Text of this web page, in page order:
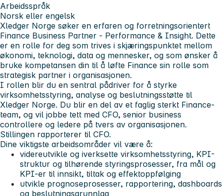
Arbeidsspråk
Norsk eller engelsk
Xledger Norge søker en erfaren og forretningsorientert
Finance Business Partner - Performance & Insight. Dette
er en rolle for deg som trives i skjæringspunktet mellom
økonomi, teknologi, data og mennesker, og som ønsker å
bruke kompetansen din til å løfte Finance sin rolle som
strategisk partner i organisasjonen.
I rollen blir du en sentral pådriver for å styrke
virksomhetsstyring, analyse og beslutningsstøtte til
Xledger Norge. Du blir en del av et faglig sterkt Finance-
team, og vil jobbe tett med CFO, senior business
controllere og ledere på tvers av organisasjonen.
Stillingen rapporterer til CFO.
Dine viktigste arbeidsområder vil være å:
videreutvikle og iverksette virksomhetsstyring, KPI-
struktur og tilhørende styringsprosesser, fra mål og
KPI-er til innsikt, tiltak og effektoppfølging
utvikle prognoseprosesser, rapportering, dashboards
og beslutningsgrunnlag